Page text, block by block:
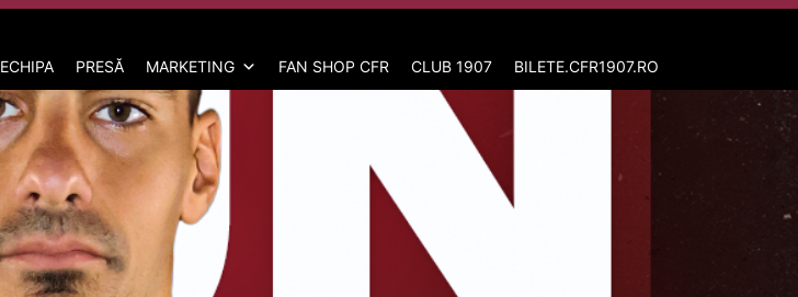
ECHIPA PRESĂ MARKETING FAN SHOP CFR CLUB 1907 BILETE.CFR1907.RO